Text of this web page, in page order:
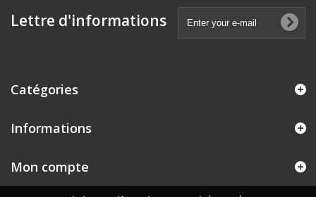
Lettre d'informations
Catégories
Informations
Mon compte